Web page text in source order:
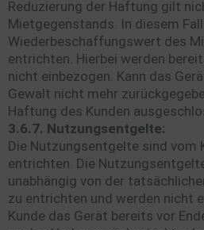
Reduzierung der Haftung gilt
Mietgegenstands. In diesem
Wiederbeschaffungswert des
entrichten. Hierbei werden
nicht einbezogen. Kann das
Gewalt nicht mehr
Haftung des Kunden
3.6.7. Nutzungsentgelte:
Die Nutzungsentgelte sind vom
entrichten. Die
unabhängig von der
zu entrichten und werden nicht
Kunde das Gerät bereits vor